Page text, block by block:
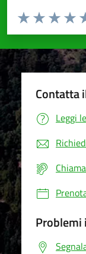
Valuta da 1 a 5
Valuta 3
Valuta 2
Valuta 1 stelle
Contatta
Leggi
Problemi